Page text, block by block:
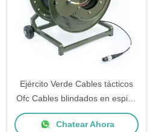
Ejército Verde Cables tácticos
Ofc Cables blindados en espiral
Cables tácticos de fibra óptica
Chatear Ahora